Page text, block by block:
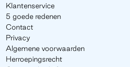
Klantenservice
5 goede redenen
Contact
Privacy
Algemene voorwaarden
Herroepingsrecht